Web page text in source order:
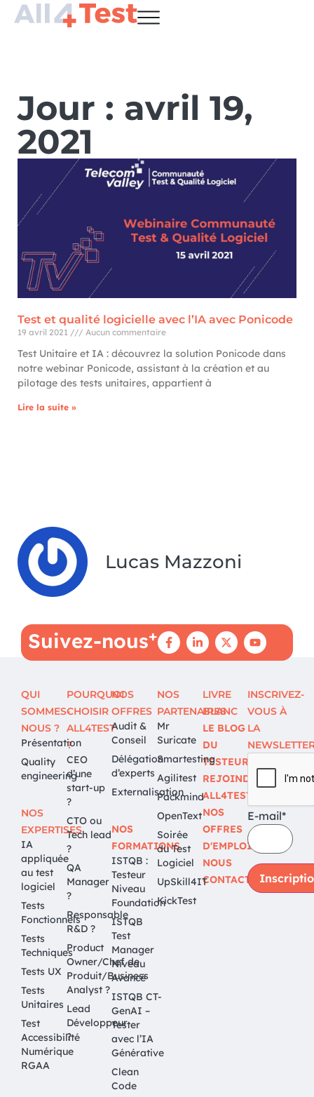
Jour : avril 19,
2021
Test et qualité logicielle avec l’IA avec Ponicode
19 avril 2021 Aucun commentaire
Test Unitaire et IA : découvrez la solution Ponicode dans
notre webinar Ponicode, assistant à la création et au
pilotage des tests unitaires, appartient à
Lire la suite »
Lucas Mazzoni
Suivez-nous+
QUI
SOMMES-
NOUS ?
Présentation
Quality
engineering
NOS
EXPERTISES
IA
appliquée
au test
logiciel
Tests
Fonctionnels
Tests
Techniques
Tests UX
Tests
Unitaires
Test
Accessibilité
Numérique
RGAA
POURQUOI
CHOISIR
ALL4TEST
?
CEO
d’une
start-up
?
CTO ou
Tech lead
?
QA
Manager
?
Responsable
R&D ?
Product
Owner/Chef de
Produit/Business
Analyst ?
Lead
Développeur
?
NOS
OFFRES
Audit &
Conseil
Délégation
d’experts
Externalisation
NOS
FORMATIONS
ISTQB :
Testeur
Niveau
Foundation
ISTQB
Test
Manager
Niveau
Avancé
ISTQB CT-
GenAI –
Tester
avec l’IA
Générative
Clean
Code
NOS
PARTENAIRES
Mr
Suricate
Smartesting
Agilitest
Packmind
OpenText
Soirée
du Test
Logiciel
UpSkill4IT
KickTest
LIVRE
BLANC
LE BLOG
DU
TESTEUR
REJOINDRE
ALL4TEST
NOS
OFFRES
D'EMPLOI
NOUS
CONTACTER
INSCRIVEZ-
VOUS À
LA
E-mail*